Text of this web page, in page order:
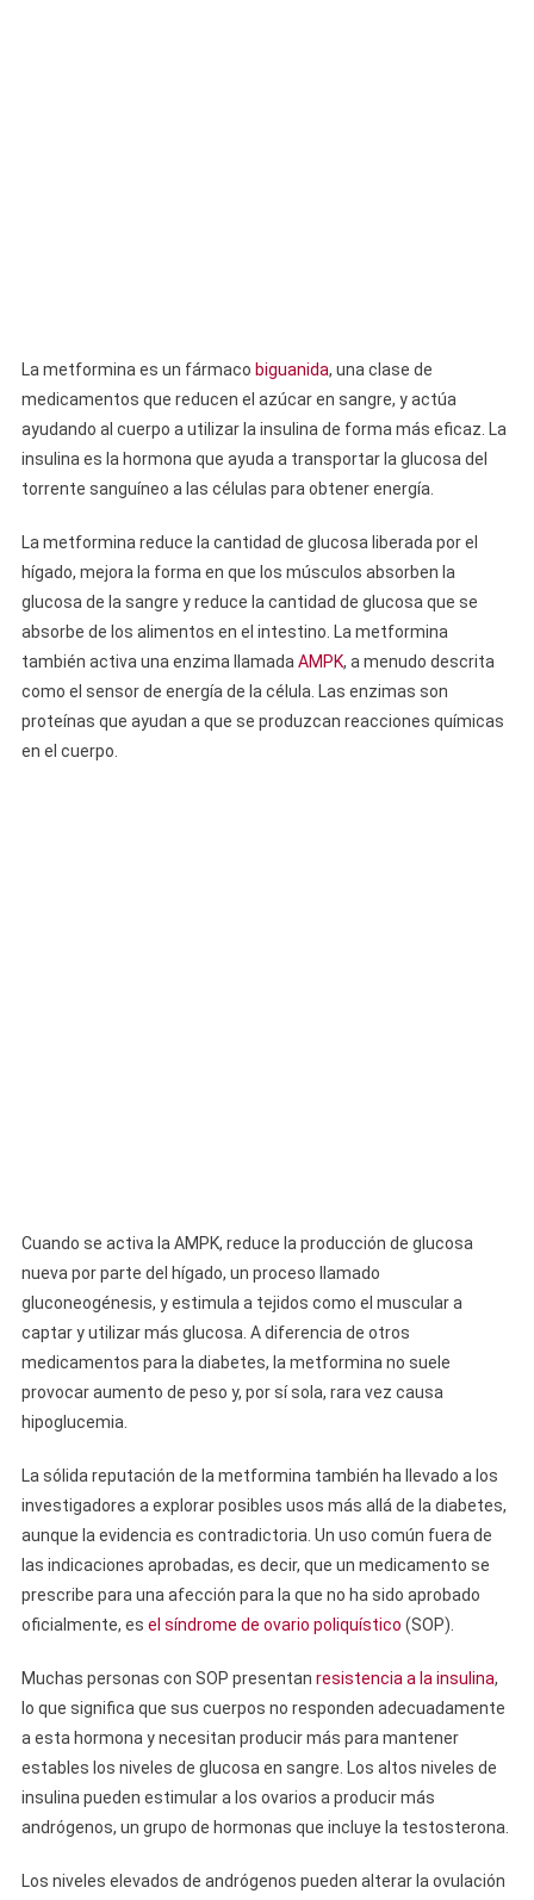
La metformina es un fármaco biguanida, una clase de
medicamentos que reducen el azúcar en sangre, y actúa
ayudando al cuerpo a utilizar la insulina de forma más eficaz. La
insulina es la hormona que ayuda a transportar la glucosa del
torrente sanguíneo a las células para obtener energía.
La metformina reduce la cantidad de glucosa liberada por el
hígado, mejora la forma en que los músculos absorben la
glucosa de la sangre y reduce la cantidad de glucosa que se
absorbe de los alimentos en el intestino. La metformina
también activa una enzima llamada AMPK, a menudo descrita
como el sensor de energía de la célula. Las enzimas son
proteínas que ayudan a que se produzcan reacciones químicas
en el cuerpo.
Cuando se activa la AMPK, reduce la producción de glucosa
nueva por parte del hígado, un proceso llamado
gluconeogénesis, y estimula a tejidos como el muscular a
captar y utilizar más glucosa. A diferencia de otros
medicamentos para la diabetes, la metformina no suele
provocar aumento de peso y, por sí sola, rara vez causa
hipoglucemia.
La sólida reputación de la metformina también ha llevado a los
investigadores a explorar posibles usos más allá de la diabetes,
aunque la evidencia es contradictoria. Un uso común fuera de
las indicaciones aprobadas, es decir, que un medicamento se
prescribe para una afección para la que no ha sido aprobado
oficialmente, es el síndrome de ovario poliquístico (SOP).
Muchas personas con SOP presentan resistencia a la insulina,
lo que significa que sus cuerpos no responden adecuadamente
a esta hormona y necesitan producir más para mantener
estables los niveles de glucosa en sangre. Los altos niveles de
insulina pueden estimular a los ovarios a producir más
andrógenos, un grupo de hormonas que incluye la testosterona.
Los niveles elevados de andrógenos pueden alterar la ovulación